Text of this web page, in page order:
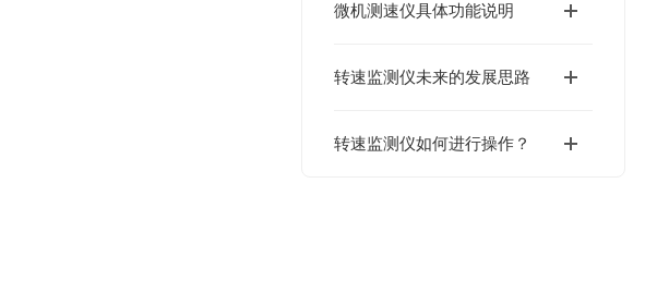
微机测速仪具体功能说明
转速监测仪未来的发展思路
转速监测仪如何进行操作？